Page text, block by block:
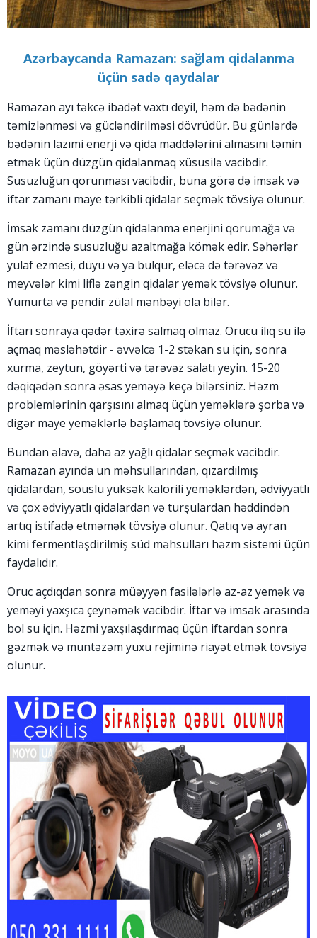
Azərbaycanda Ramazan: sağlam qidalanma
üçün sadə qaydalar
Ramazan ayı təkcə ibadət vaxtı deyil, həm də bədənin
təmizlənməsi və gücləndirilməsi dövrüdür. Bu günlərdə
bədənin lazımi enerji və qida maddələrini almasını təmin
etmək üçün düzgün qidalanmaq xüsusilə vacibdir.
Susuzluğun qorunması vacibdir, buna görə də imsak və
iftar zamanı maye tərkibli qidalar seçmək tövsiyə olunur.
İmsak zamanı düzgün qidalanma enerjini qorumağa və
gün ərzində susuzluğu azaltmağa kömək edir. Səhərlər
yulaf ezmesi, düyü və ya bulqur, eləcə də tərəvəz və
meyvələr kimi liflə zəngin qidalar yemək tövsiyə olunur.
Yumurta və pendir zülal mənbəyi ola bilər.
İftarı sonraya qədər təxirə salmaq olmaz. Orucu ilıq su ilə
açmaq məsləhətdir - əvvəlcə 1-2 stəkan su için, sonra
xurma, zeytun, göyərti və tərəvəz salatı yeyin. 15-20
dəqiqədən sonra əsas yeməyə keçə bilərsiniz. Həzm
problemlərinin qarşısını almaq üçün yeməklərə şorba və
digər maye yeməklərlə başlamaq tövsiyə olunur.
Bundan əlavə, daha az yağlı qidalar seçmək vacibdir.
Ramazan ayında un məhsullarından, qızardılmış
qidalardan, souslu yüksək kalorili yeməklərdən, ədviyyatlı
və çox ədviyyatlı qidalardan və turşulardan həddindən
artıq istifadə etməmək tövsiyə olunur. Qatıq və ayran
kimi fermentləşdirilmiş süd məhsulları həzm sistemi üçün
faydalıdır.
Oruc açdıqdan sonra müəyyən fasilələrlə az-az yemək və
yeməyi yaxşıca çeynəmək vacibdir. İftar və imsak arasında
bol su için. Həzmi yaxşılaşdırmaq üçün iftardan sonra
gəzmək və müntəzəm yuxu rejiminə riayət etmək tövsiyə
olunur.